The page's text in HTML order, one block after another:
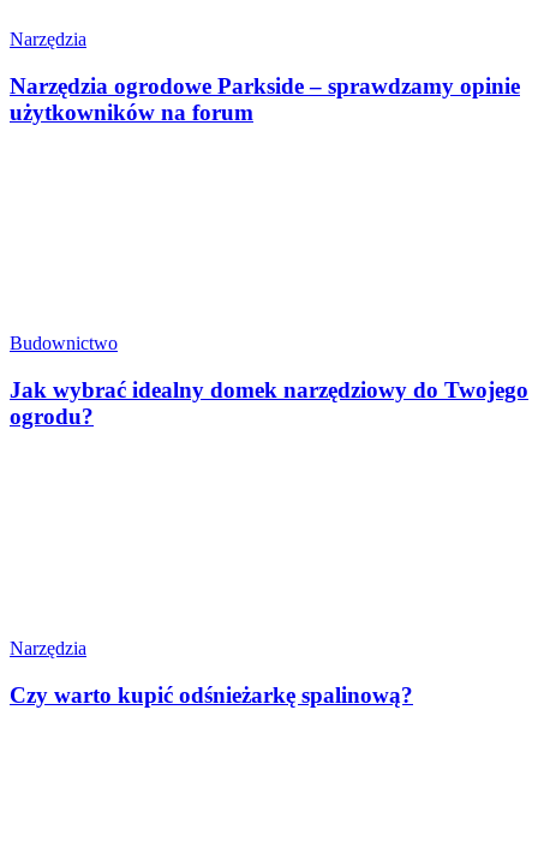
Narzędzia
Narzędzia ogrodowe Parkside – sprawdzamy opinie
użytkowników na forum
Budownictwo
Jak wybrać idealny domek narzędziowy do Twojego
ogrodu?
Narzędzia
Czy warto kupić odśnieżarkę spalinową?